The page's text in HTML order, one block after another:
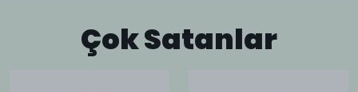
Çok Satanlar